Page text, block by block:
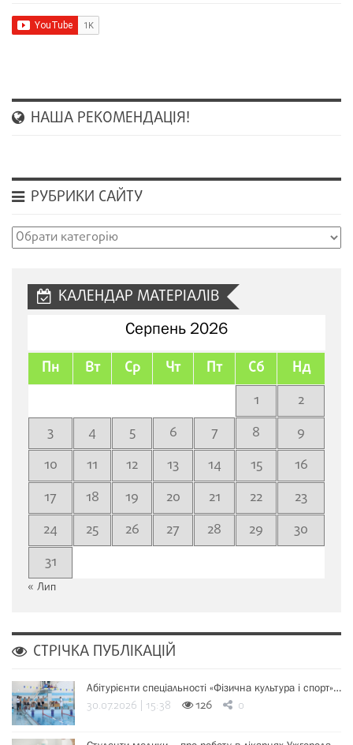
НАША РЕКОМЕНДАЦІЯ!
РУБРИКИ САЙТУ
Рубрики
КАЛЕНДАР МАТЕРІАЛІВ
Серпень 2026
Пн Вт Ср Чт Пт Сб Нд
1
2
3
4 5 6 7 8
9
10
11 12 13 14 15
16
17
18 19 20 21 22
23
24
25 26 27 28 29
30
31
« Лип
СТРІЧКА ПУБЛІКАЦІЙ
Абітурієнти спеціальності «Фізична культура і спорт»…
30.07.2026 | 15:38 126 0